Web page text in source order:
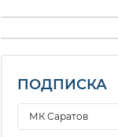
ПОДПИСКА